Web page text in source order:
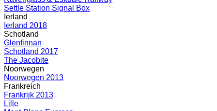
Settle Station Signal Box
Ierland
Ierland 2018
Schotland
Glenfinnan
Schotland 2017
The Jacobite
Noorwegen
Noorwegen 2013
Frankreich
Frankrijk 2013
Lille